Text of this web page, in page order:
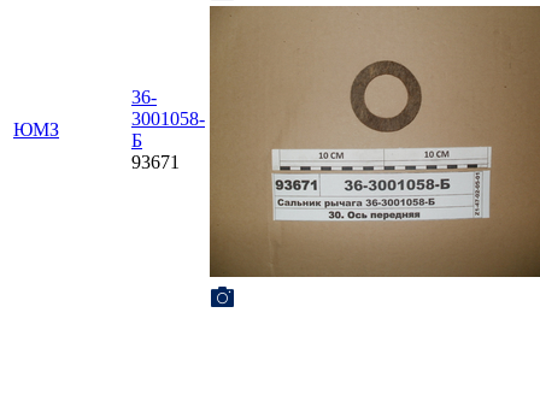
ЮМЗ
36-
3001058-
Б
93671